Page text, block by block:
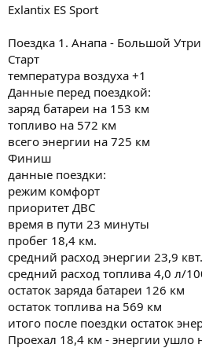
Exlantix ES Sport
Поездка 1. Анапа - Большой
Старт
температура воздуха +1
Данные перед поездкой:
заряд батареи на 153 км
топливо на 572 км
всего энергии на 725 км
Финиш
данные поездки:
режим комфорт
приоритет ДВС
время в пути 23 минуты
пробег 18,4 км.
средний расход энергии 23,9
средний расход топлива 4,0 л/
остаток заряда батареи 126 км
остаток топлива на 569 км
итого после поездки остаток
Проехал 18,4 км - энергии ушло